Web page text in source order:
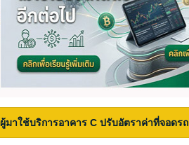
มาใช้บริการอาคาร C ปรับอัตราค่าที่จอดรถ